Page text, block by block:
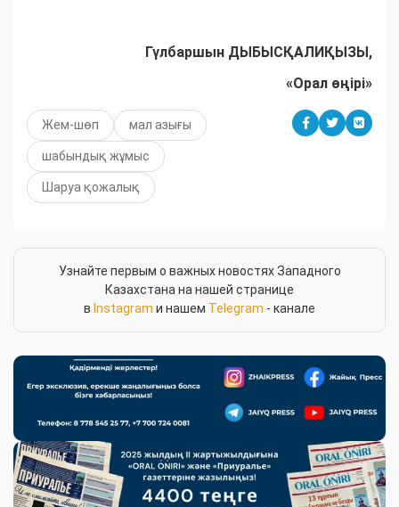
Гүлбаршын ДЫБЫСҚАЛИҚЫЗЫ,
«Орал өңірі»
Жем-шөп мал азығы
шабындық жұмыс
Шаруа қожалық
Узнайте первым о важных новостях Западного
Казахстана на нашей странице
в Instagram и нашем Telegram - канале